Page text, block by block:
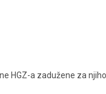
HGZ-a zadužene za